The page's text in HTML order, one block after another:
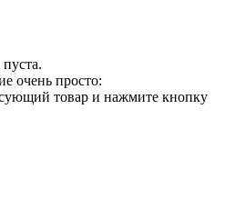
очень просто:
товар и нажмите кнопку